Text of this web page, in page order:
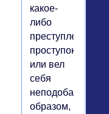
какое-
либо
преступление,
проступок
или вел
себя
неподобающим
образом,